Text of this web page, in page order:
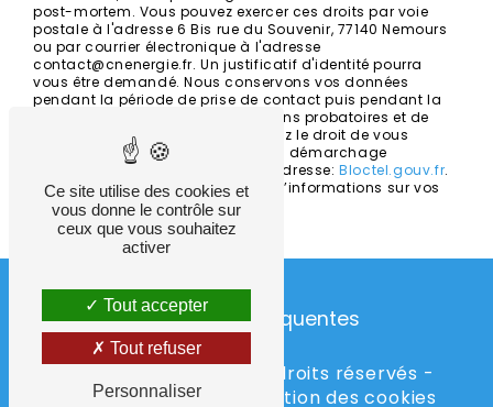
post-mortem. Vous pouvez exercer ces droits par voie
postale à l'adresse 6 Bis rue du Souvenir, 77140 Nemours
ou par courrier électronique à l'adresse
contact@cnenergie.fr. Un justificatif d'identité pourra
vous être demandé. Nous conservons vos données
pendant la période de prise de contact puis pendant la
durée de prescription légale aux fins probatoires et de
gestion des contentieux. Vous avez le droit de vous
inscrire sur la liste d'opposition au démarchage
téléphonique, disponible à cette adresse:Bloctel.gouv.fr.
Consultez le site cnil.fr pour plus d’informations sur vos
droits.
Recherches fréquentes
- 2026 - Tous droits réservés -
Mentions légales
Gestion des cookies
Ce site utilise des cookies et
vous donne le contrôle sur
ceux que vous souhaitez
activer
Tout accepter
Tout refuser
Personnaliser